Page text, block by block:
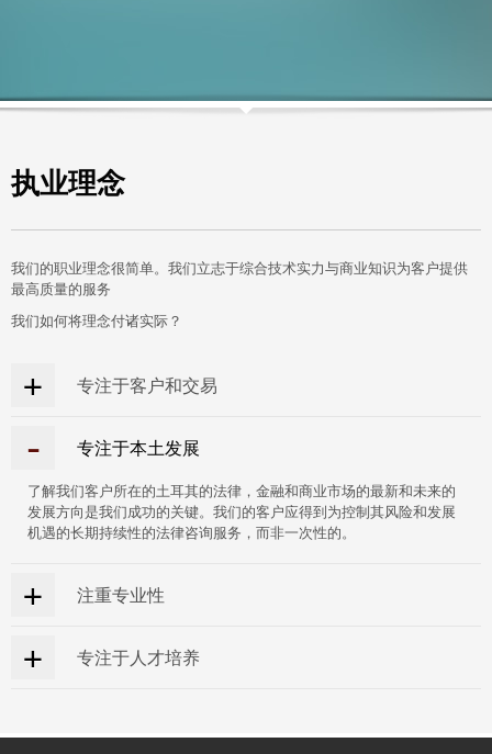
执业理念
我们的职业理念很简单。我们立志于综合技术实力与商业知识为客户提供
最高质量的服务
我们如何将理念付诸实际？
专注于客户和交易
所以我们努力了解每个客户和交易的细节以便提供客户化的服务，我
专注于本土发展
了解我们客户所在的土耳其的法律，金融和商业市场的最新和未来的
发展方向是我们成功的关键。我们的客户应得到为控制其风险和发展
机遇的长期持续性的法律咨询服务，而非一次性的。
注重专业性
行业的行为和道德标准。
专注于人才培养
神和合作，我们特意的营造了一个独立的，友好的和互助的工作环